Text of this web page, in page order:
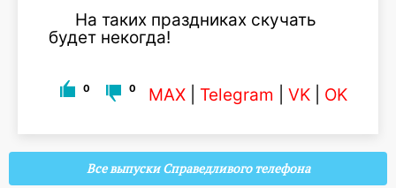
На таких праздниках скучать
будет некогда!
0 0 MAX Telegram VK OK
Все выпуски Справедливого телефона